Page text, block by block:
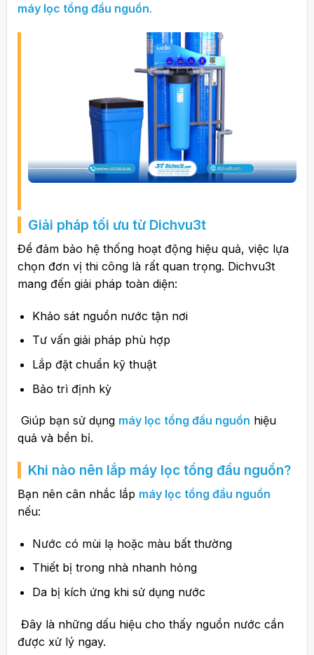
máy lọc tổng đầu nguồn.
Giải pháp tối ưu từ Dichvu3t
Để đảm bảo hệ thống hoạt động hiệu quả, việc lựa
chọn đơn vị thi công là rất quan trọng. Dichvu3t
mang đến giải pháp toàn diện:
Khảo sát nguồn nước tận nơi
Tư vấn giải pháp phù hợp
Lắp đặt chuẩn kỹ thuật
Bảo trì định kỳ
Giúp bạn sử dụng máy lọc tổng đầu nguồn hiệu
quả và bền bỉ.
Khi nào nên lắp máy lọc tổng đầu nguồn?
Bạn nên cân nhắc lắp máy lọc tổng đầu nguồn
nếu:
Nước có mùi lạ hoặc màu bất thường
Thiết bị trong nhà nhanh hỏng
Da bị kích ứng khi sử dụng nước
Đây là những dấu hiệu cho thấy nguồn nước cần
được xử lý ngay.